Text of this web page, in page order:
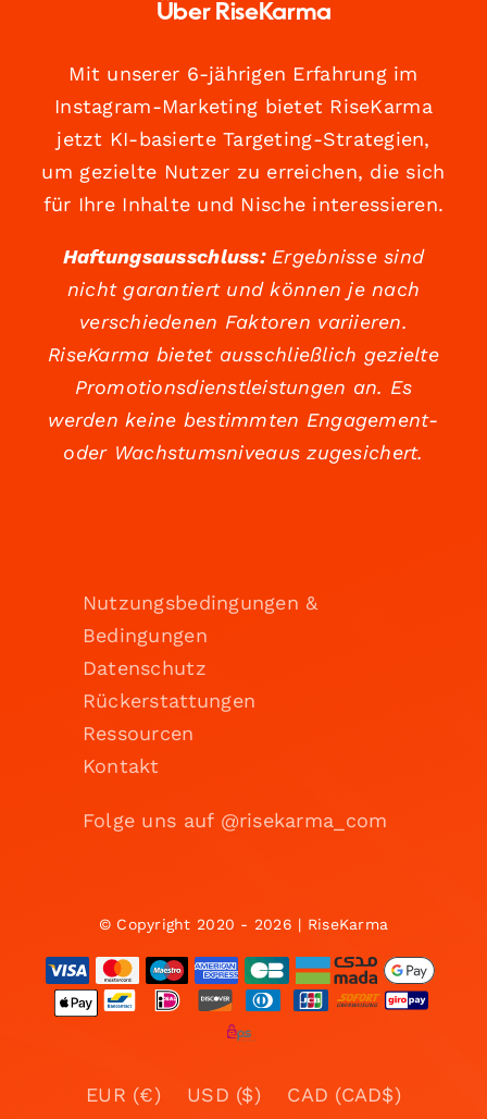
Über RiseKarma
Mit unserer 6-jährigen Erfahrung im
Instagram-Marketing bietet RiseKarma
jetzt KI-basierte Targeting-Strategien,
um gezielte Nutzer zu erreichen, die sich
für Ihre Inhalte und Nische interessieren.
Haftungsausschluss:Ergebnisse sind
nicht garantiert und können je nach
verschiedenen Faktoren variieren.
RiseKarma bietet ausschließlich gezielte
Promotionsdienstleistungen an. Es
werden keine bestimmten Engagement-
oder Wachstumsniveaus zugesichert.
Nutzungsbedingungen &
Bedingungen
Datenschutz
Rückerstattungen
Ressourcen
Kontakt
Folge uns auf @risekarma_com
© Copyright 2020 - 2026 | RiseKarma
EUR (€) USD ($)
CAD (CAD$)